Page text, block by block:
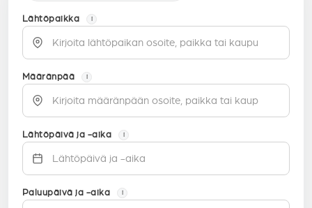
Lähtöpaikka i
Määränpää i
Lähtöpäivä ja -aika i
Paluupäivä ja -aika i